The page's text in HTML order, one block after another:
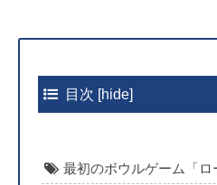
目次 hide
最初のボウルゲーム「ロ